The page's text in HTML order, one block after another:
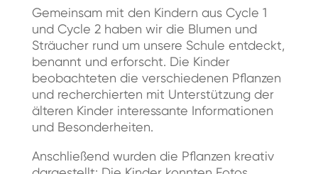
Gemeinsam mit den Kindern aus Cycle 1
und Cycle 2 haben wir die Blumen und
Sträucher rund um unsere Schule entdeckt,
benannt und erforscht. Die Kinder
beobachteten die verschiedenen Pflanzen
und recherchierten mit Unterstützung der
älteren Kinder interessante Informationen
und Besonderheiten.
Anschließend wurden die Pflanzen kreativ